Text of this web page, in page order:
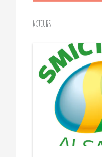
Acteurs